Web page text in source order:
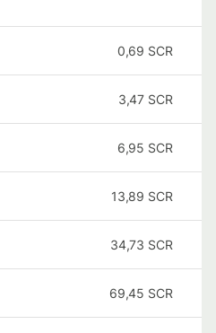
0,69 SCR
3,47 SCR
6,95 SCR
13,89 SCR
34,73 SCR
69,45 SCR